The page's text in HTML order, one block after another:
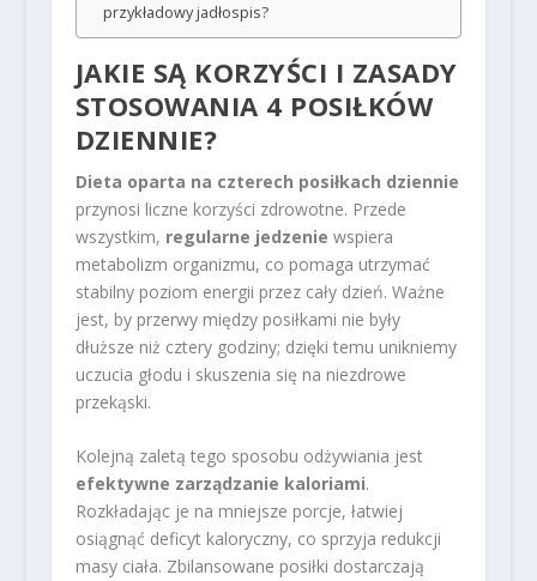
przykładowy jadłospis?
JAKIE SĄ KORZYŚCI I ZASADY
STOSOWANIA 4 POSIŁKÓW
DZIENNIE?
Dieta oparta na czterech posiłkach dziennie
przynosi liczne korzyści zdrowotne. Przede
wszystkim, regularne jedzenie wspiera
metabolizm organizmu, co pomaga utrzymać
stabilny poziom energii przez cały dzień. Ważne
jest, by przerwy między posiłkami nie były
dłuższe niż cztery godziny; dzięki temu unikniemy
uczucia głodu i skuszenia się na niezdrowe
przekąski.
Kolejną zaletą tego sposobu odżywiania jest
efektywne zarządzanie kaloriami.
Rozkładając je na mniejsze porcje, łatwiej
osiągnąć deficyt kaloryczny, co sprzyja redukcji
masy ciała. Zbilansowane posiłki dostarczają